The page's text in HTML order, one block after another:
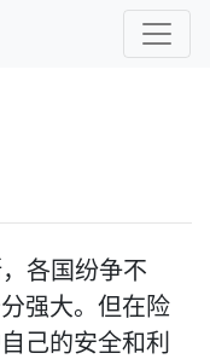
各国纷争不
强大。但在险
己的安全和利